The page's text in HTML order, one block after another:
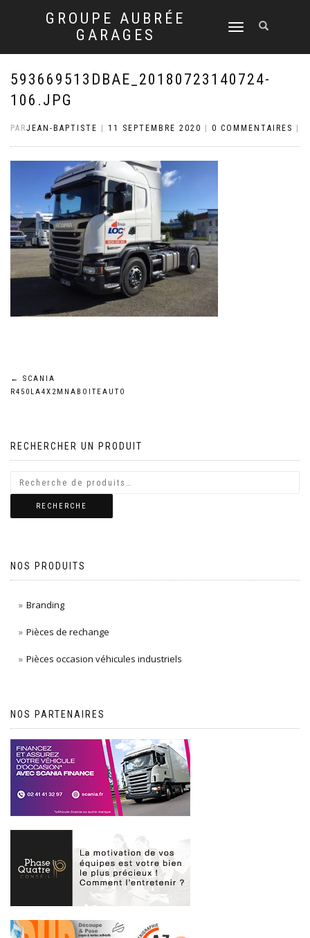
GROUPE AUBRÉE
GARAGES
DÉPLIER
NAVIGATION
593669513DBAE_20180723140724-
106.JPG
PARJEAN-BAPTISTE 11 SEPTEMBRE 2020 0 COMMENTAIRES
Navigation
l’article
←
SCANIA
R450LA4X2MNABOITEAUTO
RECHERCHER UN PRODUIT
RECHERCHE
NOS PRODUITS
Branding
Pièces de rechange
Pièces occasion véhicules industriels
NOS PARTENAIRES